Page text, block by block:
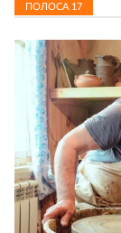
ПОЛОСА 17